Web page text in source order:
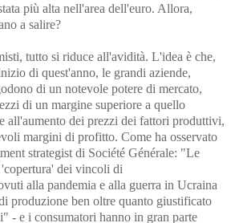
più alta nell'area dell'euro. Allora,
a salire?
tutto si riduce all'avidità. L'idea è che,
di quest'anno, le grandi aziende,
di un notevole potere di mercato,
di un margine superiore a quello
all'aumento dei prezzi dei fattori produttivi,
margini di profitto. Come ha osservato
strategist di Société Générale: "Le
dei vincoli di
alla pandemia e alla guerra in Ucraina
produzione ben oltre quanto giustificato
- e i consumatori hanno in gran parte